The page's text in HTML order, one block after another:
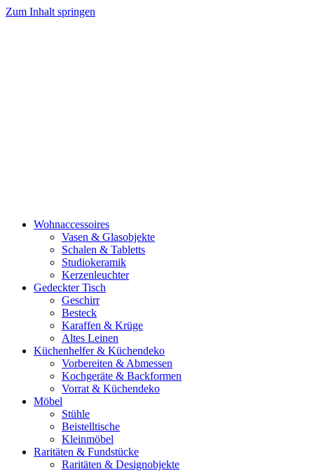
Zum Inhalt springen
Wohnaccessoires
Vasen & Glasobjekte
Schalen & Tabletts
Studiokeramik
Kerzenleuchter
Gedeckter Tisch
Geschirr
Besteck
Karaffen & Krüge
Altes Leinen
Küchenhelfer & Küchendeko
Vorbereiten & Abmessen
Kochgeräte & Backformen
Vorrat & Küchendeko
Möbel
Stühle
Beistelltische
Kleinmöbel
Raritäten & Fundstücke
Raritäten & Designobjekte